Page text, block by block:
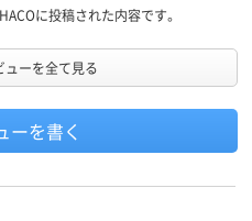
に投稿された内容です。
ューを全て見る
ーを書く